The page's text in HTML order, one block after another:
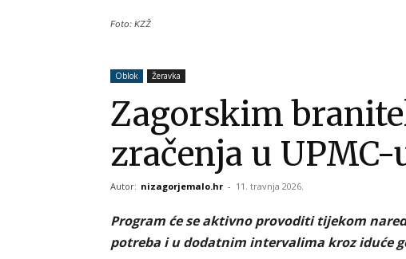
Foto: KZŽ
Oblok Žeravka
Zagorskim
zračenja u UPMC-
Autor: nizagorjemalo.hr - 11. travnja 2026.
Program će se aktivno provoditi tijekom
potreba i u dodatnim intervalima kroz iduće